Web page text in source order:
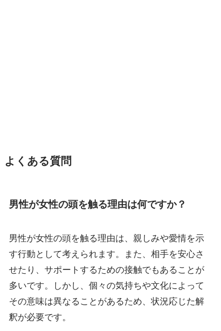
よくある質問
男性が女性の頭を触る理由は何ですか？
男性が女性の頭を触る理由は、親しみや愛情を示
す行動として考えられます。また、相手を安心さ
せたり、サポートするための接触でもあることが
多いです。しかし、個々の気持ちや文化によって
その意味は異なることがあるため、状況応じた解
釈が必要です。